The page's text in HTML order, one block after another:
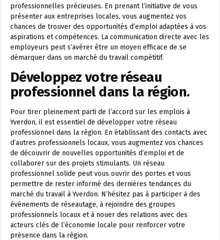
professionnelles précieuses. En prenant l’initiative de vous
présenter aux entreprises locales, vous augmentez vos
chances de trouver des opportunités d’emploi adaptées à vos
aspirations et compétences. La communication directe avec les
employeurs peut s’avérer être un moyen efficace de se
démarquer dans un marché du travail compétitif.
Développez votre réseau
professionnel dans la région.
Pour tirer pleinement parti de l’accord sur les emplois à
Yverdon, il est essentiel de développer votre réseau
professionnel dans la région. En établissant des contacts avec
d’autres professionnels locaux, vous augmentez vos chances
de découvrir de nouvelles opportunités d’emploi et de
collaborer sur des projets stimulants. Un réseau
professionnel solide peut vous ouvrir des portes et vous
permettre de rester informé des dernières tendances du
marché du travail à Yverdon. N’hésitez pas à participer à des
événements de réseautage, à rejoindre des groupes
professionnels locaux et à nouer des relations avec des
acteurs clés de l’économie locale pour renforcer votre
présence dans la région.